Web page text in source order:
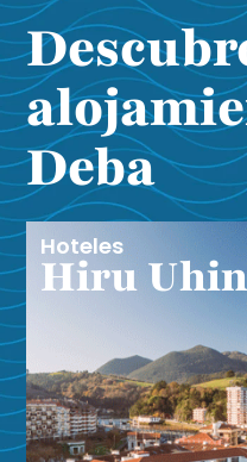
Deba
Hoteles
Hiru